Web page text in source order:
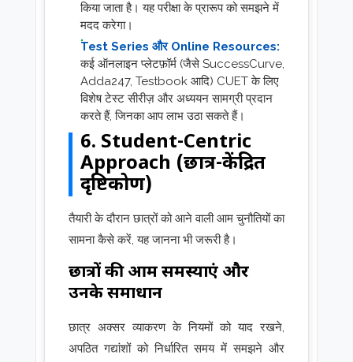
किया जाता है। यह परीक्षा के प्रारूप को समझने में
मदद करेगा।
Test Series और Online Resources:
कई ऑनलाइन प्लेटफ़ॉर्म (जैसे SuccessCurve,
Adda247, Testbook आदि) CUET के लिए
विशेष टेस्ट सीरीज़ और अध्ययन सामग्री प्रदान
करते हैं, जिनका आप लाभ उठा सकते हैं।
6. Student-Centric
Approach (छात्र-केंद्रित
दृष्टिकोण)
तैयारी के दौरान छात्रों को आने वाली आम चुनौतियों का
सामना कैसे करें, यह जानना भी जरूरी है।
छात्रों की आम समस्याएं और
उनके समाधान
छात्र अक्सर व्याकरण के नियमों को याद रखने,
अपठित गद्यांशों को निर्धारित समय में समझने और